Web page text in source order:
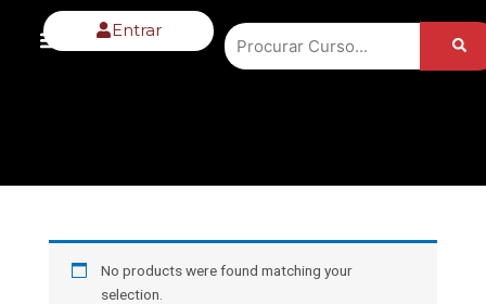
MenuEntrar Name
No products were found matching your
selection.